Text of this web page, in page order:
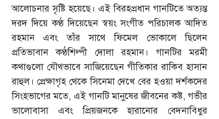
আলোচনার সৃষ্টি হয়েছে। এই বিরহপ্রধান গানটিতে অত্যন্ত
দরদ দিয়ে কণ্ঠ দিয়েছেন স্বয়ং সংগীত পরিচালক আদিত
রহমান এবং তাঁর সাথে ফিমেল ভোকালে ছিলেন
প্রতিভাবান কণ্ঠশিল্পী দোলা রহমান। গানটির মরমী
কথাগুলো যৌথভাবে সাজিয়েছেন গীতিকার রাকিব হাসান
রাহুল। প্রেক্ষাগৃহ থেকে সিনেমা দেখে বের হওয়া দর্শকদের
সিংহভাগের মতে, এই গানটি মানুষের জীবনের কষ্ট, গভীর
ভালোবাসা এবং প্রিয়জনকে হারানোর বেদনাবিধুর